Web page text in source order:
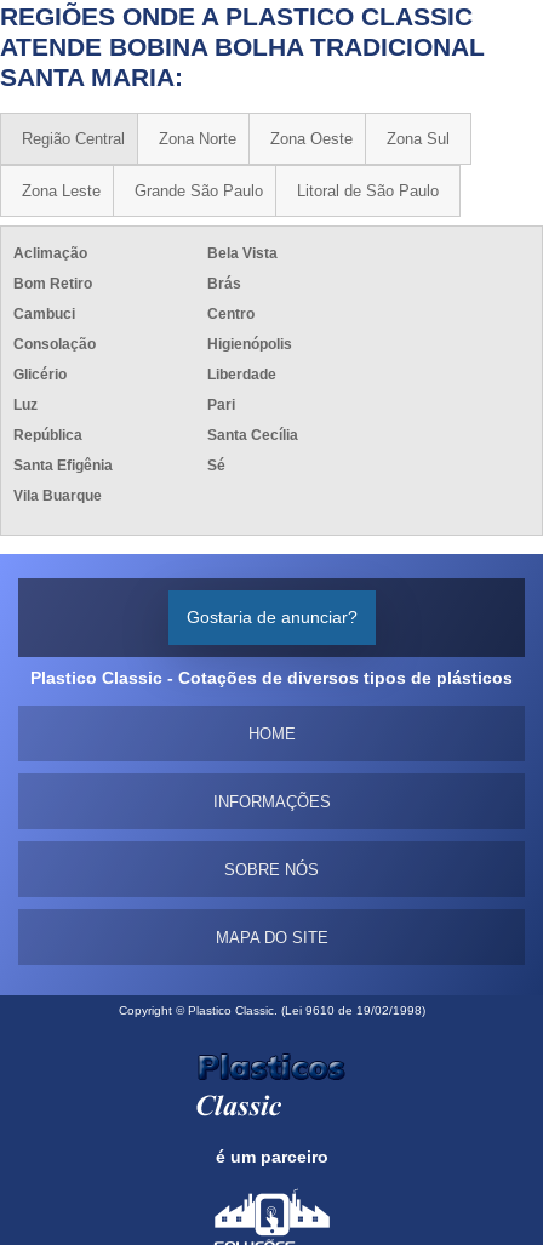
REGIÕES ONDE A PLASTICO CLASSIC
ATENDE BOBINA BOLHA TRADICIONAL
SANTA MARIA:
Região Central Zona Norte Zona Oeste Zona Sul
Zona Leste Grande São Paulo Litoral de São Paulo
Aclimação
Bela Vista
Bom Retiro
Brás
Cambuci
Centro
Consolação
Higienópolis
Glicério
Liberdade
Luz
Pari
República
Santa Cecília
Santa Efigênia
Sé
Vila Buarque
Gostaria de anunciar?
Plastico Classic - Cotações de diversos tipos de plásticos
HOME
INFORMAÇÕES
SOBRE NÓS
MAPA DO SITE
Copyright © Plastico Classic. (Lei 9610 de 19/02/1998)
é um parceiro